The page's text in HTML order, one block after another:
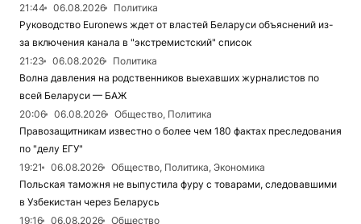
21:44 06.08.2026
Политика
Руководство Euronews ждет от властей Беларуси объяснений из-
за включения канала в "экстремистский" список
21:23
06.08.2026
Политика
Волна давления на родственников выехавших журналистов по
всей Беларуси — БАЖ
20:06
06.08.2026
Общество, Политика
Правозащитникам известно о более чем 180 фактах преследования
по "делу ЕГУ"
19:21
06.08.2026
Общество, Политика, Экономика
Польская таможня не выпустила фуру с товарами, следовавшими
в Узбекистан через Беларусь
19:16
06.08.2026
Общество